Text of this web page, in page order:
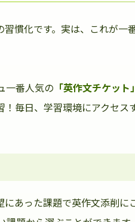
慣化です。実は、これが一
一番人気の 「英作文チケット
毎日、学習環境にアクセス
にあった課題で英作文添削に